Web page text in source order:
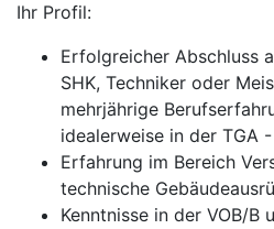
Ihr Profil:
Erfolgreicher Abschluss
SHK, Techniker oder
mehrjährige
idealerweise in der TGA
Erfahrung im Bereich
technische
Kenntnisse in der VOB/B